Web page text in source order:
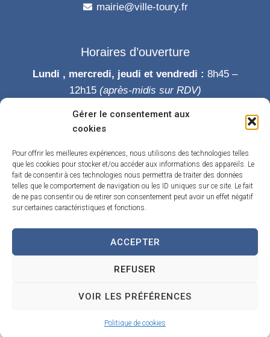
Gérer le consentement aux
cookies
Pour offrir les meilleures expériences, nous utilisons des technologies telles
que les cookies pour stocker et/ou accéder aux informations des appareils. Le
fait de consentir à ces technologies nous permettra de traiter des données
telles que le comportement de navigation ou les ID uniques sur ce site. Le fait
de ne pas consentir ou de retirer son consentement peut avoir un effet négatif
sur certaines caractéristiques et fonctions.
ACCEPTER
REFUSER
VOIR LES PRÉFÉRENCES
Politique de cookies
mairie@ville-toury.fr
Horaires d’ouverture
Lundi , mercredi, jeudi et vendredi : 8h45 –
12h15 (après-midis sur RDV)
Accessibilité Contact
Traitement de données personnelles
Plan du site